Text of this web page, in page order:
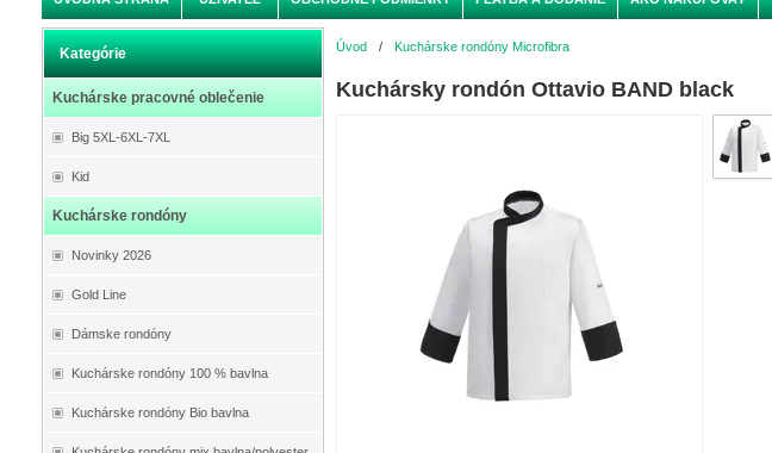
Kategórie
Kuchárske pracovné oblečenie
Big 5XL-6XL-7XL
Kid
Kuchárske rondóny
Novinky 2026
Gold Line
Dámske rondóny
Kuchárske rondóny 100 % bavlna
Kuchárske rondóny Bio bavlna
Úvod / Kuchárske rondóny Microfibra
Kuchársky rondón Ottavio BAND black